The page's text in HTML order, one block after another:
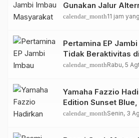
Gunakan Jalur
Pelaksanaan Presisi
calendar_month11 jam
Pertamina EP
Tidak Beraktivitas
Migas Demi
calendar_monthRabu, 5
Yamaha Fazzio
Edition Sunset
Retro Summer yang
calendar_monthSenin, 3